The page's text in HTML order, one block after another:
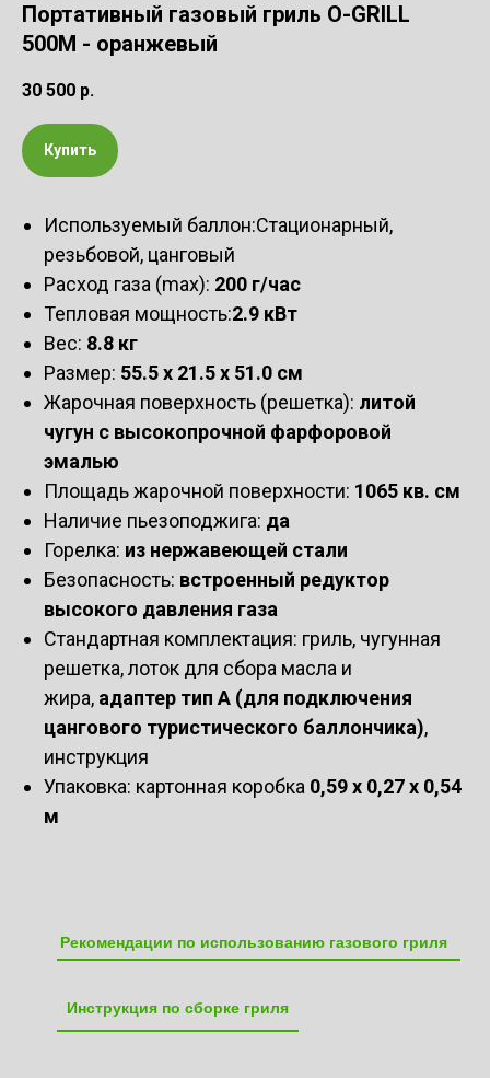
Портативный газовый гриль O-GRILL
500M - оранжевый
30 500 р.
Купить
Используемый баллон:Стационарный,
резьбовой, цанговый
Расход газа (max): 200 г/час
Тепловая мощность:2.9 кВт
Вес: 8.8 кг
Размер: 55.5 х 21.5 х 51.0 см
Жарочная поверхность (решетка): литой
чугун с высокопрочной фарфоровой
эмалью
Площадь жарочной поверхности: 1065 кв. см
Наличие пьезоподжига: да
Горелка: из нержавеющей стали
Безопасность: встроенный редуктор
высокого давления газа
Стандартная комплектация: гриль, чугунная
решетка, лоток для сбора масла и
жира, адаптер тип А (для подключения
цангового туристического баллончика),
инструкция
Упаковка: картонная коробка 0,59 х 0,27 х 0,54
м
Рекомендации по использованию газового гриля
Инструкция по сборке гриля